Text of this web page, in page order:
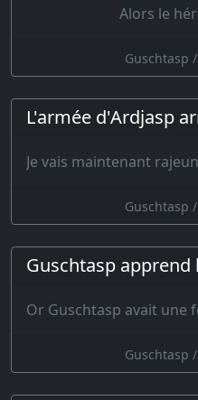
Alors le
Guschtasp
Guschtasp
Guschtasp